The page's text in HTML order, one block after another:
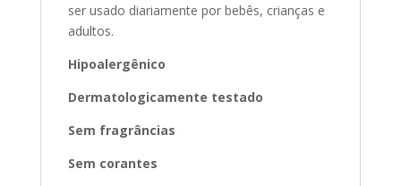
ser usado diariamente por bebês, crianças e
adultos.
Hipoalergênico
Dermatologicamente testado
Sem fragrâncias
Sem corantes